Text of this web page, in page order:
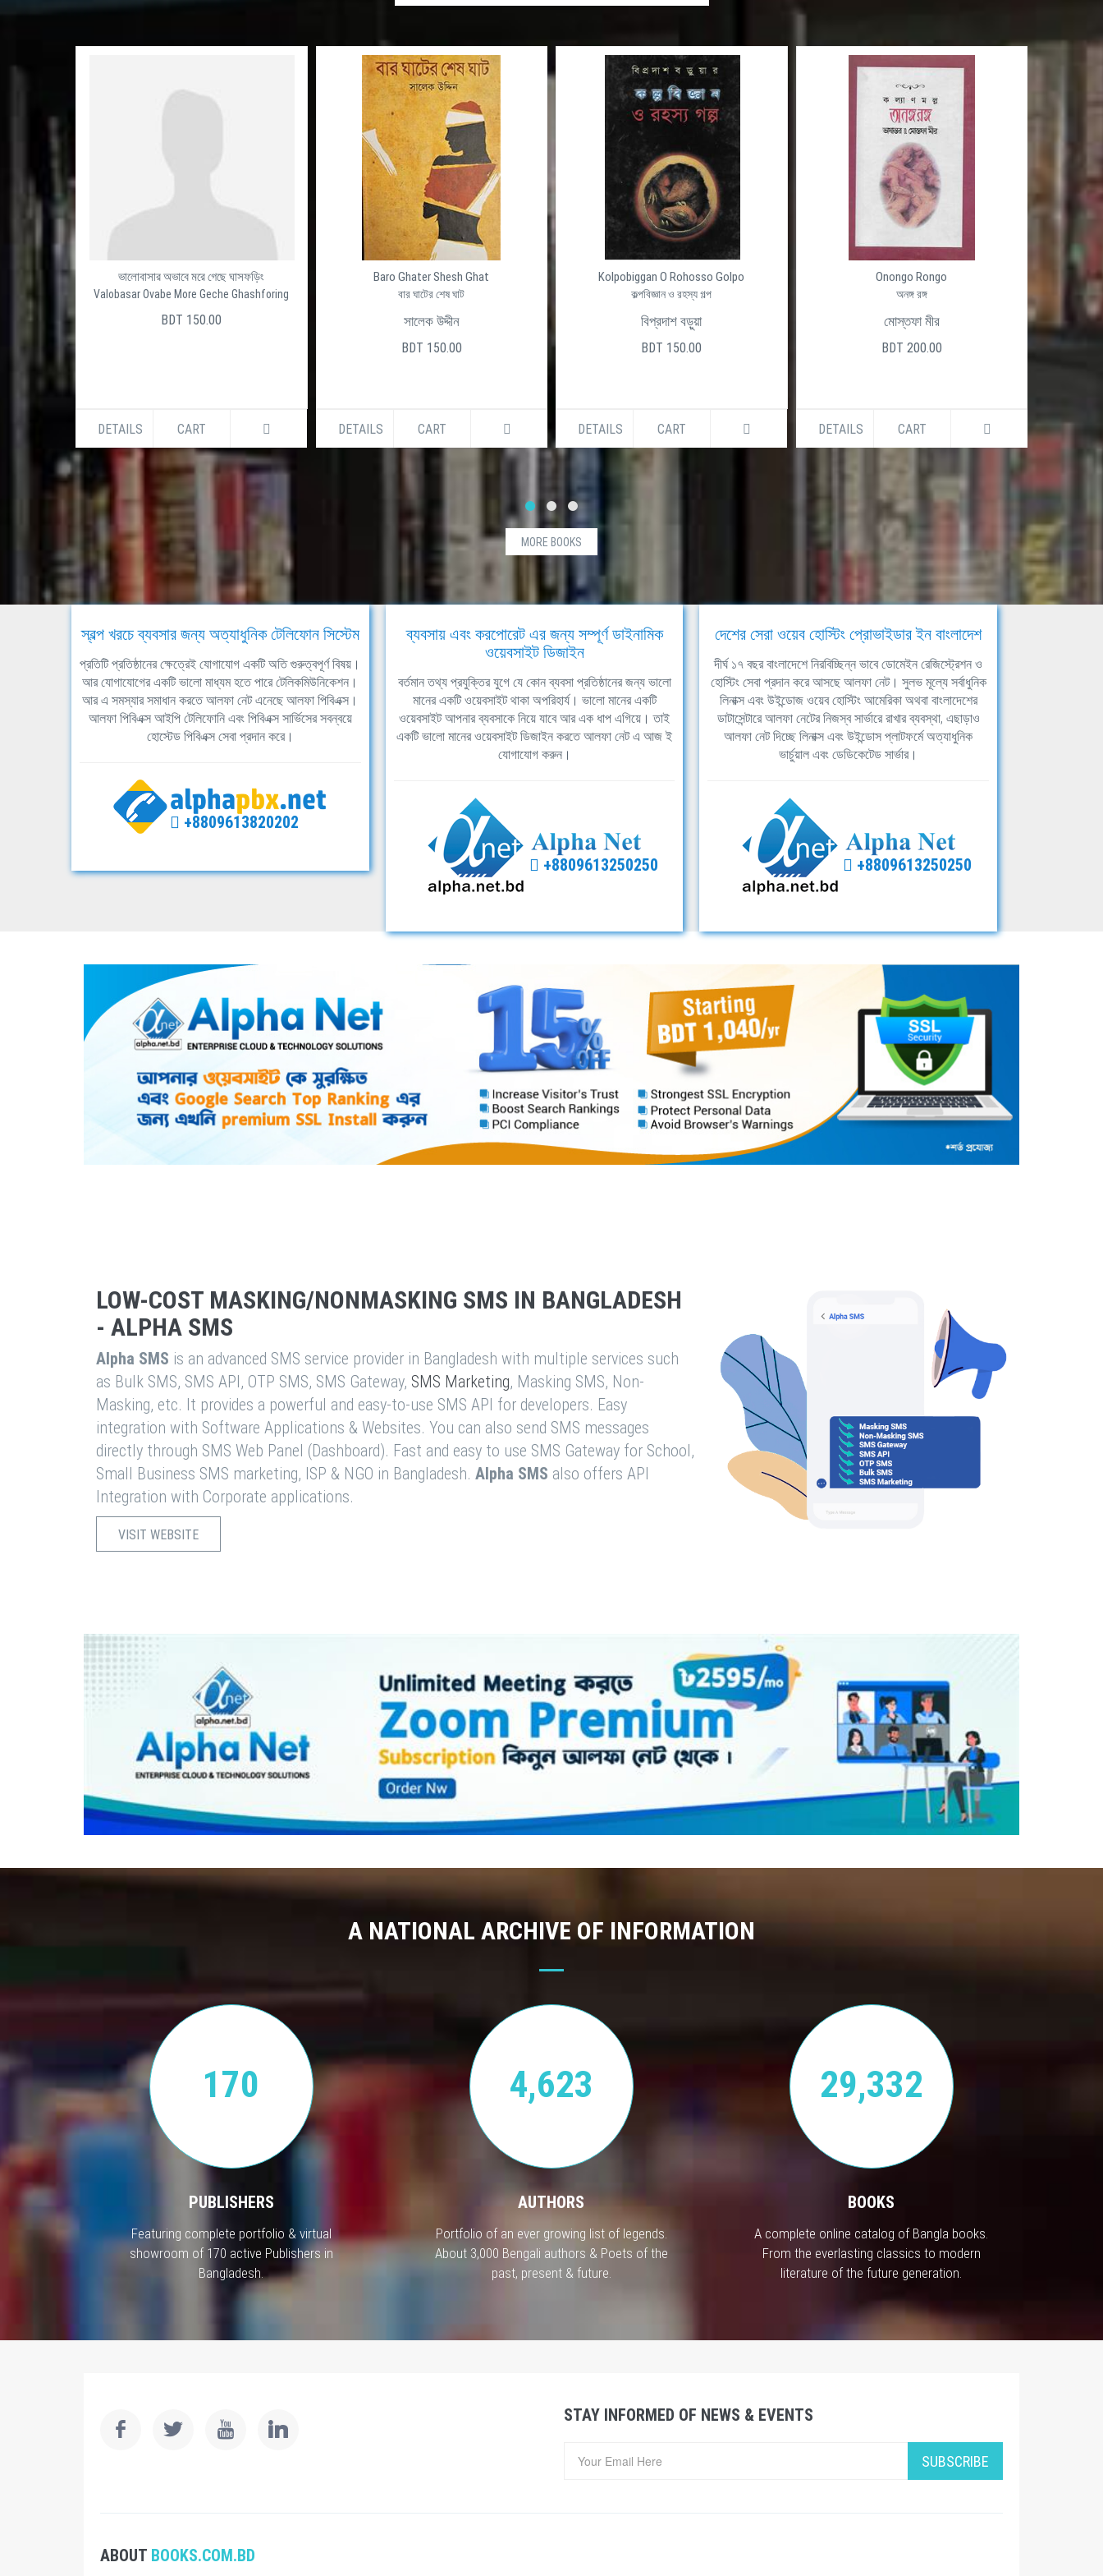
ভালোবাসার অভাবে মরে গেছে ঘাসফড়িং
Valobasar Ovabe More Geche Ghashforing
BDT 150.00
DETAILS CART
Baro Ghater Shesh Ghat
বার ঘাটের শেষ ঘাট
সালেক উদ্দীন
BDT 150.00
DETAILS CART
Kolpobiggan O Rohosso Golpo
কল্পবিজ্ঞান ও রহস্য গল্প
বিপ্রদাশ বড়ুয়া
BDT 150.00
DETAILS CART
Onongo Rongo
অনঙ্গ রঙ্গ
মোস্তফা মীর
BDT 200.00
DETAILS CART
MORE BOOKS
স্বল্প খরচে ব্যবসার জন্য অত্যাধুনিক টেলিফোন সিস্টেম
প্রতিটি প্রতিষ্ঠানের ক্ষেত্রেই যোগাযোগ একটি অতি গুরুত্বপূর্ণ বিষয়।
আর যোগাযোগের একটি ভালো মাধ্যম হতে পারে টেলিকমিউনিকেশন।
আর এ সমস্যার সমাধান করতে আলফা নেট এনেছে আলফা পিবিএক্স।
আলফা পিবিএক্স আইপি টেলিফোনি এবং পিবিএক্স সার্ভিসের সবন্বয়ে
হোস্টেড পিবিএক্স সেবা প্রদান করে।
+8809613820202
ব্যবসায় এবং করপোরেট এর জন্য সম্পূর্ণ ডাইনামিক
ওয়েবসাইট ডিজাইন
বর্তমান তথ্য প্রযুক্তির যুগে যে কোন ব্যবসা প্রতিষ্ঠানের জন্য ভালো
মানের একটি ওয়েবসাইট থাকা অপরিহার্য। ভালো মানের একটি
ওয়েবসাইট আপনার ব্যবসাকে নিয়ে যাবে আর এক ধাপ এগিয়ে। তাই
একটি ভালো মানের ওয়েবসাইট ডিজাইন করতে আলফা নেট এ আজ ই
যোগাযোগ করুন।
+8809613250250
দেশের সেরা ওয়েব হোস্টিং প্রোভাইডার ইন বাংলাদেশ
দীর্ঘ ১৭ বছর বাংলাদেশে নিরবিচ্ছিন্ন ভাবে ডোমেইন রেজিস্ট্রেশন ও
হোস্টিং সেবা প্রদান করে আসছে আলফা নেট। সুলভ মূল্যে সর্বাধুনিক
লিনাক্স এবং উইন্ডোজ ওয়েব হোস্টিং আমেরিকা অথবা বাংলাদেশের
ডাটাসেন্টারে আলফা নেটের নিজস্ব সার্ভারে রাখার ব্যবস্থা, এছাড়াও
আলফা নেট দিচ্ছে লিনাক্স এবং উইন্ডোস প্লাটফর্মে অত্যাধুনিক
ভার্চুয়াল এবং ডেডিকেটেড সার্ভার।
+8809613250250
LOW-COST MASKING/NONMASKING SMS IN BANGLADESH
- ALPHA SMS
Alpha SMS is an advanced SMS service provider in Bangladesh with multiple services such
as Bulk SMS, SMS API, OTP SMS, SMS Gateway, SMS Marketing, Masking SMS, Non-
Masking, etc. It provides a powerful and easy-to-use SMS API for developers. Easy
integration with Software Applications & Websites. You can also send SMS messages
directly through SMS Web Panel (Dashboard). Fast and easy to use SMS Gateway for School,
Small Business SMS marketing, ISP & NGO in Bangladesh. Alpha SMS also offers API
Integration with Corporate applications.
VISIT WEBSITE
A NATIONAL ARCHIVE OF INFORMATION
170
PUBLISHERS
Featuring complete portfolio & virtual
showroom of 170 active Publishers in
Bangladesh.
4,623
AUTHORS
Portfolio of an ever growing list of legends.
About 3,000 Bengali authors & Poets of the
past, present & future.
29,332
BOOKS
A complete online catalog of Bangla books.
From the everlasting classics to modern
literature of the future generation.
STAY INFORMED OF NEWS & EVENTS
SUBSCRIBE
ABOUT BOOKS.COM.BD